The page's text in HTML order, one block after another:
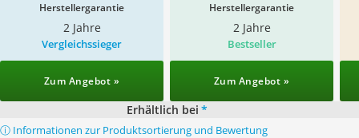
Herstellergarantie
2 Jahre
Herstellergarantie
2 Jahre
Vergleichssieger
Zum Angebot »
Bestseller
Zum Angebot »
Erhältlich bei *
ⓘ Informationen zur Produktsortierung und Bewertung